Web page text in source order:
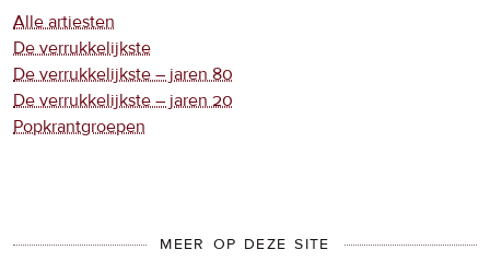
Alle artiesten
De verrukkelijkste
De verrukkelijkste – jaren 80
De verrukkelijkste – jaren 20
Popkrantgroepen
MEER OP DEZE SITE